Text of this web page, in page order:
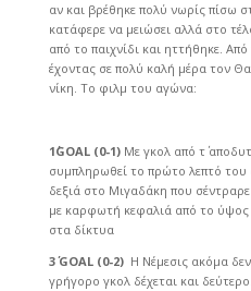
αν και βρέθηκε πολύ νωρίς πίσω
κατάφερε να μειώσει αλλά στο
από το παιχνίδι και ηττήθηκε.
έχοντας σε πολύ καλή μέρα τον
νίκη. Το φιλμ του αγώνα:
1΄GOAL (0-1)Με γκολ από τ΄
συμπληρωθεί το πρώτο λεπτό
δεξιά στο Μιγαδάκη που
με καρφωτή κεφαλιά από το ύψος
στα δίκτυα
3΄GOAL (0-2)Η Νέμεσις ακόμα δεν
γρήγορο γκολ δέχεται και